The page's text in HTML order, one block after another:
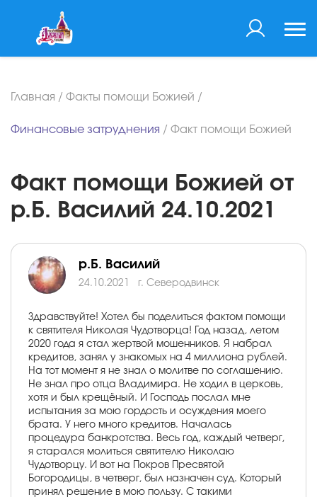
Главная / Факты помощи Божией /
Финансовые затруднения / Факт помощи Божией
Факт помощи Божией от
р.Б. Василий 24.10.2021
р.Б. Василий
24.10.2021 г. Северодвинск
Здравствуйте! Хотел бы поделиться фактом помощи
к святителя Николая Чудотворца! Год назад, летом
2020 года я стал жертвой мошенников. Я набрал
кредитов, занял у знакомых на 4 миллиона рублей.
На тот момент я не знал о молитве по соглашению.
Не знал про отца Владимира. Не ходил в церковь,
хотя и был крещёный. И Господь послал мне
испытания за мою гордость и осуждения моего
брата. У него много кредитов. Началась
процедура банкротства. Весь год, каждый четверг,
я старался молиться святителю Николаю
Чудотворцу. И вот на Покров Пресвятой
Богородицы, в четверг, был назначен суд. Который
принял решение в мою пользу. С такими